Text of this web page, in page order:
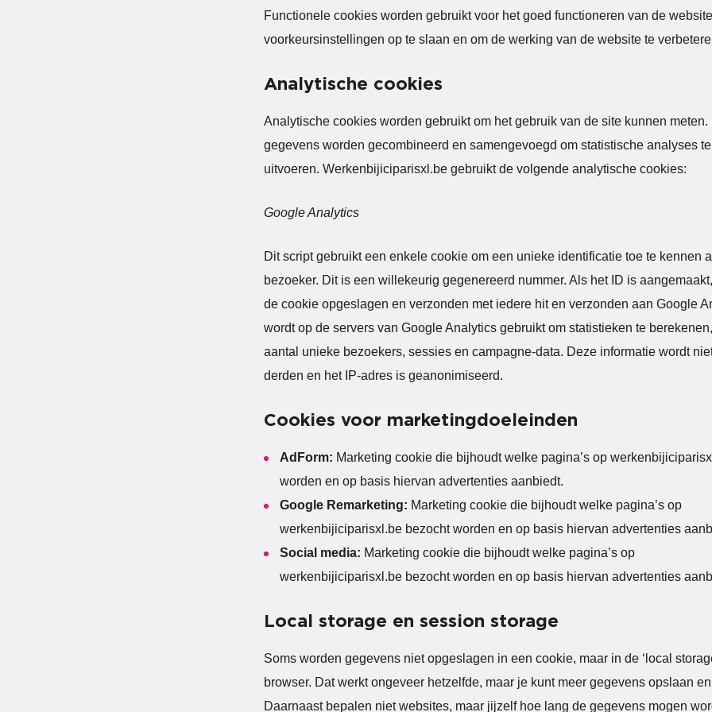
Functionele cookies worden gebruikt voor het goed functioneren van de
voorkeursinstellingen op te slaan en om de werking van de website te
Analytische cookies
Analytische cookies worden gebruikt om het gebruik van de site kunnen
gegevens worden gecombineerd en samengevoegd om statistische analyses
uitvoeren. Werkenbijiciparisxl.be gebruikt de volgende analytische cookies:
Google Analytics
Dit script gebruikt een enkele cookie om een unieke identificatie toe te kennen
bezoeker. Dit is een willekeurig gegenereerd nummer. Als het ID is
de cookie opgeslagen en verzonden met iedere hit en verzonden aan Google
wordt op de servers van Google Analytics gebruikt om statistieken te
aantal unieke bezoekers, sessies en campagne-data. Deze informatie wordt
derden en het IP-adres is geanonimiseerd.
Cookies voor marketingdoeleinden
AdForm: Marketing cookie die bijhoudt welke pagina’s op
worden en op basis hiervan advertenties aanbiedt.
Google Remarketing: Marketing cookie die bijhoudt welke pagina’s op
werkenbijiciparisxl.be bezocht worden en op basis hiervan advertenties
Social media: Marketing cookie die bijhoudt welke pagina’s op
werkenbijiciparisxl.be bezocht worden en op basis hiervan advertenties
Local storage en session storage
Soms worden gegevens niet opgeslagen in een cookie, maar in de ‘local
browser. Dat werkt ongeveer hetzelfde, maar je kunt meer gegevens opslaan
Daarnaast bepalen niet websites, maar jijzelf hoe lang de gegevens mogen